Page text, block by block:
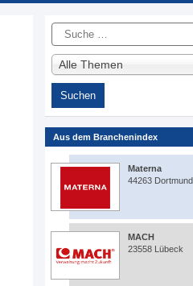
Suche
Alle Themen
Aus dem Branchenindex
Materna
44263 Dortmund
MACH
23558 Lübeck